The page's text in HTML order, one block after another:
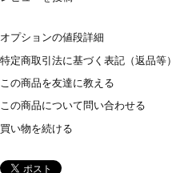
オプションの値段詳細
特定商取引法に基づく表記（返品等）
この商品を友達に教える
この商品について問い合わせる
買い物を続ける